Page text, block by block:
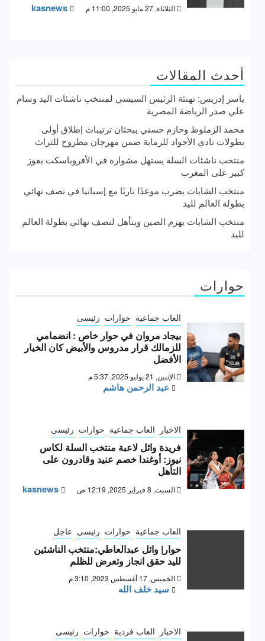
الثلاثاء, 27 مايو 2025, 11:00 م kasnews
أحدث المقالات
ياسر إدريس: تهنئة الرئيس السيسي لمنتخب ناشئات اليد وسام
علي صدر الرياضة المصرية
محمد الزملوط وحازم حسني يبحثان ترتيبات إطلاق أولى
بطولات نادي الأجواد للرماية ضمن مهرجان مطروح للتراث
منتخب ناشئات السلة يستهل مشواره في الأفروباسكت بفوز
كبير على المغرب
منتخب الشابات يضرب موعدًا ناريًا مع إسبانيا في نصف نهائي
بطولة العالم لليد
منتخب الشابات يهزم الصين ويتأهل لنصف نهائي بطولة العالم
لليد
حوارات
العاب جماعية حوارات رئيسى
بيجاد مروان في حوار خاص : انضمامي
للزمالك قرار مدروس والأبيض كان الخيار
الأفضل
الإثنين, 21 يوليو 2025, 5:37 م
عبد الرحمن هاشم
الاخبار العاب جماعية حوارات رئيسى
فريدة وائل لاعبة منتخب السلة لكاس
نيوز: أوغندا خصم عنيد وقادرون على
التأهل
السبت, 8 فبراير 2025, 12:19 ص kasnews
العاب جماعية حوارات رئيسى عاجل
حوار| وائل عبدالعاطي:منتخب الناشئين
لليد حقق انجاز وتعرض للظلم
الخميس, 17 أغسطس 2023, 3:10 م
سيد خلف الله
الاخبار العاب فردية حوارات رئيسى